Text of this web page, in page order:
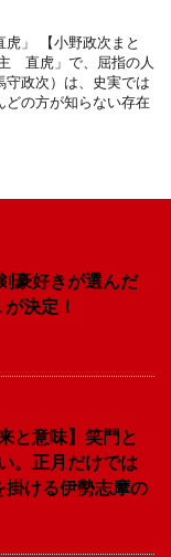
」 【小野政次まと
直虎」で、屈指の人
守政次）は、史実では
どの方が知らない存在
豪好きが選んだ
決定！
と意味】笑門と
。正月だけでは
掛ける伊勢志摩の